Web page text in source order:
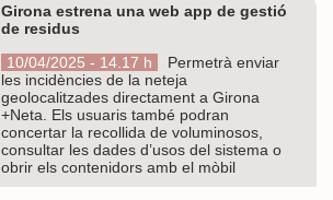
Girona estrena una web app de gestió
de residus
10/04/2025 - 14.17 h
Permetrà enviar
les incidències de la neteja
geolocalitzades directament a Girona
+Neta. Els usuaris també podran
concertar la recollida de voluminosos,
consultar les dades d’usos del sistema o
obrir els contenidors amb el mòbil